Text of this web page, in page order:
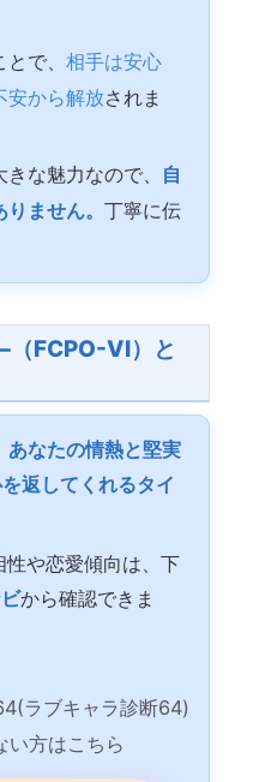
とで、相手は安心
安から解放されま
な魅力なので、 自
りません。丁寧に伝
FCPO-VI）と
あなたの情熱と堅実
返してくれるタイ
や恋愛傾向は、下
から確認できま
ラブキャラ診断64)
い方はこちら